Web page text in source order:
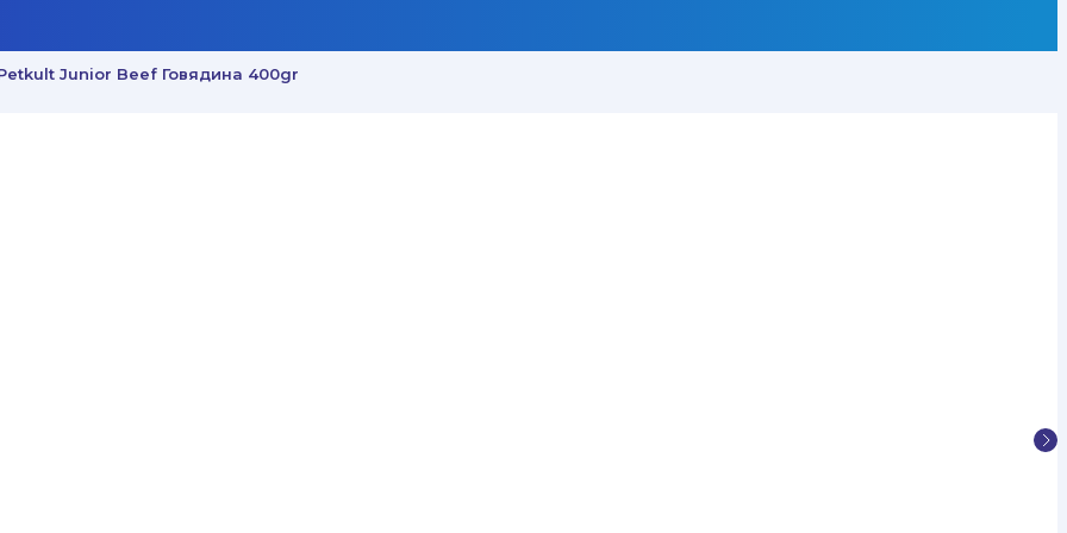
Junior Beef Говядина 400gr